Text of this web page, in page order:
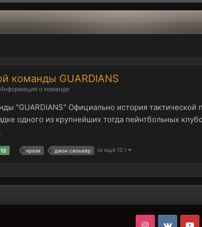
команды GUARDIANS
Информация о команде
"GUARDIANS" Официально история
одного из крупнейших тогда пейнтбольных
12 крази джон сильвер (и ещё 12 )
InstagramVK